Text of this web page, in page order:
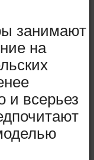
занимают
на
и всерьез